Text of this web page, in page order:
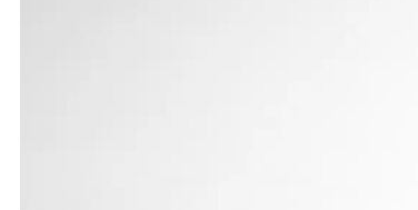
über 100 m Hürden um eine